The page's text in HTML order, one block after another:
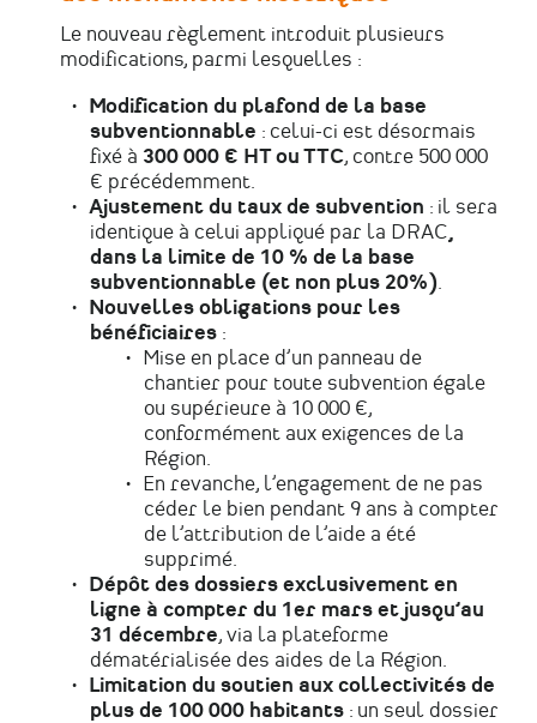
Le nouveau règlement introduit plusieurs
modifications, parmi lesquelles :
Modification du plafond de la base
subventionnable : celui-ci est désormais
fixé à 300 000 € HT ou TTC, contre 500 000
€ précédemment.
Ajustement du taux de subvention : il sera
identique à celui appliqué par la DRAC,
dans la limite de 10 % de la base
subventionnable (et non plus 20%).
Nouvelles obligations pour les
bénéficiaires :
Mise en place d’un panneau de
chantier pour toute subvention égale
ou supérieure à 10 000 €,
conformément aux exigences de la
Région.
En revanche, l’engagement de ne pas
céder le bien pendant 9 ans à compter
de l’attribution de l’aide a été
supprimé.
Dépôt des dossiers exclusivement en
ligne à compter du 1er mars et jusqu’au
31 décembre, via la plateforme
dématérialisée des aides de la Région.
Limitation du soutien aux collectivités de
plus de 100 000 habitants : un seul dossier